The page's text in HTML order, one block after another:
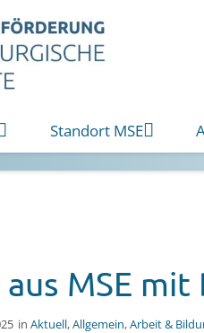
Standort MSE
MSE
inAktuell,Allgemein,Arbeit &